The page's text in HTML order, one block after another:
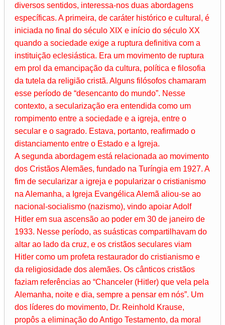
diversos sentidos, interessa-nos duas abordagens
específicas. A primeira, de caráter histórico e cultural, é
iniciada no final do século XIX e início do século XX
quando a sociedade exige a ruptura definitiva com a
instituição eclesiástica. Era um movimento de ruptura
em prol da emancipação da cultura, política e filosofia
da tutela da religião cristã. Alguns filósofos chamaram
esse período de “desencanto do mundo”. Nesse
contexto, a secularização era entendida como um
rompimento entre a sociedade e a igreja, entre o
secular e o sagrado. Estava, portanto, reafirmado o
distanciamento entre o Estado e a Igreja.
A segunda abordagem está relacionada ao movimento
dos Cristãos Alemães, fundado na Turíngia em 1927. A
fim de secularizar a igreja e popularizar o cristianismo
na Alemanha, a Igreja Evangélica Alemã aliou-se ao
nacional-socialismo (nazismo), vindo apoiar Adolf
Hitler em sua ascensão ao poder em 30 de janeiro de
1933. Nesse período, as suásticas compartilhavam do
altar ao lado da cruz, e os cristãos seculares viam
Hitler como um profeta restaurador do cristianismo e
da religiosidade dos alemães. Os cânticos cristãos
faziam referências ao “Chanceler (Hitler) que vela pela
Alemanha, noite e dia, sempre a pensar em nós”. Um
dos líderes do movimento, Dr. Reinhold Krause,
propôs a eliminação do Antigo Testamento, da moral